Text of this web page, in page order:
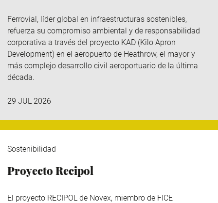
Ferrovial , líder global en infraestructuras sostenibles,
refuerza su compromiso ambiental y de responsabilidad
corporativa a través del proyecto KAD (Kilo Apron
Development) en el aeropuerto de Heathrow, el mayor y
más complejo desarrollo civil aeroportuario de la última
década.
29 JUL 2026
Sostenibilidad
Proyecto Recipol
El proyecto RECIPOL de Novex, miembro de FICE